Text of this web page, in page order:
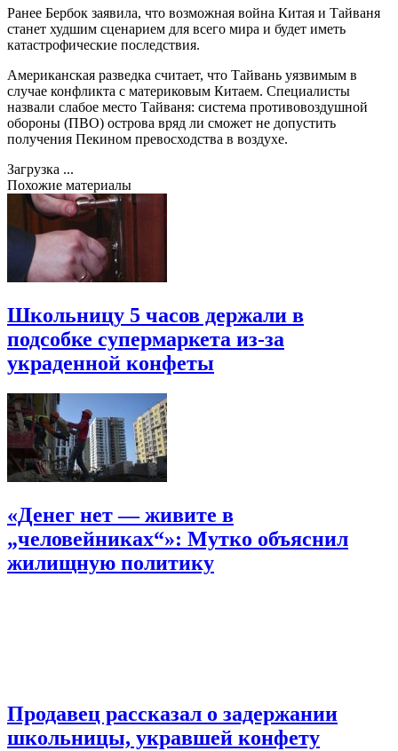
Ранее Бербок заявила, что возможная война Китая и Тайваня
станет худшим сценарием для всего мира и будет иметь
катастрофические последствия.
Американская разведка считает, что Тайвань уязвимым в
случае конфликта с материковым Китаем. Специалисты
назвали слабое место Тайваня: система противовоздушной
обороны (ПВО) острова вряд ли сможет не допустить
получения Пекином превосходства в воздухе.
Загрузка ...
Похожие материалы
Школьницу 5 часов держали в
подсобке супермаркета из-за
украденной конфеты
«Денег нет — живите в
„человейниках“»: Мутко объяснил
жилищную политику
Продавец рассказал о задержании
школьницы, укравшей конфету